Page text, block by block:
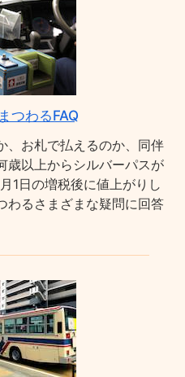
つわるFAQ
、お札で払えるのか、同伴
歳以上からシルバーパスが
1日の増税後に値上がりし
わるさまざまな疑問に回答